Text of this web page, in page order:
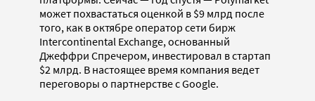
может похвастаться оценкой в $9 млрд после
того, как в октябре оператор сети бирж
Intercontinental Exchange, основанный
Джеффри Спречером, инвестировал в стартап
$2 млрд. В настоящее время компания ведет
переговоры о партнерстве с Google.